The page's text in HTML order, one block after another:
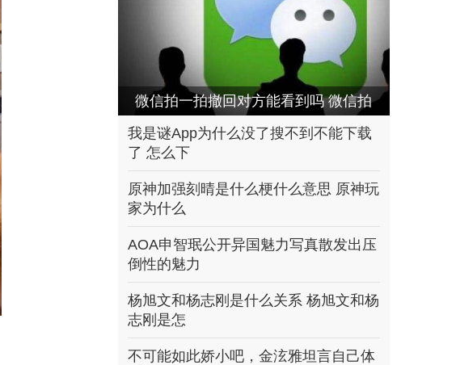
微信拍一拍撤回对方能看到吗 微信拍
一拍撤回有
我是谜App为什么没了搜不到不能下载
了 怎么下
原神加强刻晴是什么梗什么意思 原神玩
家为什么
AOA申智珉公开异国魅力写真散发出压
倒性的魅力
杨旭文和杨志刚是什么关系 杨旭文和杨
志刚是怎
不可能如此娇小吧，金泫雅坦言自己体